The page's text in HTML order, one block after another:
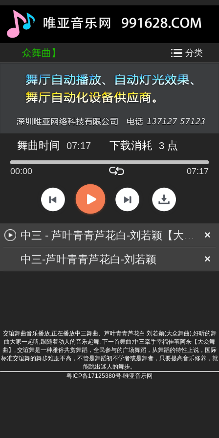
大众舞曲】 分类
舞曲时间 07:17 下载消耗 3 点
00:00 07:17
×
中三 - 芦叶青青芦花白-刘若颖【大众舞曲】
×
中三-芦叶青青芦花白-刘若颖
交谊舞曲音乐播放,正在播放中三舞曲、芦叶青青芦花白 刘若颖(大众舞曲),好听的舞
曲大家一起听,跟随着动人的音乐起舞. 下一首舞曲:中三牵手幸福佳苇阿来【大众舞
曲】 , 交谊舞是一种雅俗共赏舞蹈，全民参与的广场舞蹈，从舞蹈的特性上说，国际
标准交谊舞的舞步难度不高，不管是舞蹈初不学者或是舞者，只要提高音乐修养，就
能跳出迷人的舞步。
粤ICP备17125380号-唯亚音乐网